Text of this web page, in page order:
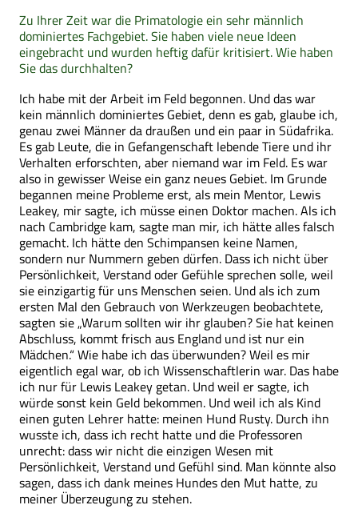
Zu Ihrer Zeit war die Primatologie ein sehr männlich
dominiertes Fachgebiet. Sie haben viele neue Ideen
eingebracht und wurden heftig dafür kritisiert. Wie haben
Sie das durchhalten?
Ich habe mit der Arbeit im Feld begonnen. Und das war
kein männlich dominiertes Gebiet, denn es gab, glaube ich,
genau zwei Männer da draußen und ein paar in Südafrika.
Es gab Leute, die in Gefangenschaft lebende Tiere und ihr
Verhalten erforschten, aber niemand war im Feld. Es war
also in gewisser Weise ein ganz neues Gebiet. Im Grunde
begannen meine Probleme erst, als mein Mentor, Lewis
Leakey, mir sagte, ich müsse einen Doktor machen. Als ich
nach Cambridge kam, sagte man mir, ich hätte alles falsch
gemacht. Ich hätte den Schimpansen keine Namen,
sondern nur Nummern geben dürfen. Dass ich nicht über
Persönlichkeit, Verstand oder Gefühle sprechen solle, weil
sie einzigartig für uns Menschen seien. Und als ich zum
ersten Mal den Gebrauch von Werkzeugen beobachtete,
sagten sie „Warum sollten wir ihr glauben? Sie hat keinen
Abschluss, kommt frisch aus England und ist nur ein
Mädchen.“ Wie habe ich das überwunden? Weil es mir
eigentlich egal war, ob ich Wissenschaftlerin war. Das habe
ich nur für Lewis Leakey getan. Und weil er sagte, ich
würde sonst kein Geld bekommen. Und weil ich als Kind
einen guten Lehrer hatte: meinen Hund Rusty. Durch ihn
wusste ich, dass ich recht hatte und die Professoren
unrecht: dass wir nicht die einzigen Wesen mit
Persönlichkeit, Verstand und Gefühl sind. Man könnte also
sagen, dass ich dank meines Hundes den Mut hatte, zu
meiner Überzeugung zu stehen.